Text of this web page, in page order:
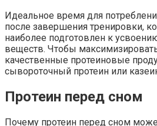
Идеальное время для
после завершения тренировки,
наиболее подготовлен к
веществ. Чтобы
качественные протеиновые
сывороточный протеин или
Протеин перед сном
Почему протеин перед сном